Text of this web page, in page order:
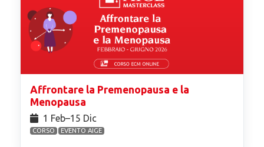
Affrontare la Premenopausa e la
Menopausa
1 Feb⁠–15 Dic
CORSO EVENTO AIGE